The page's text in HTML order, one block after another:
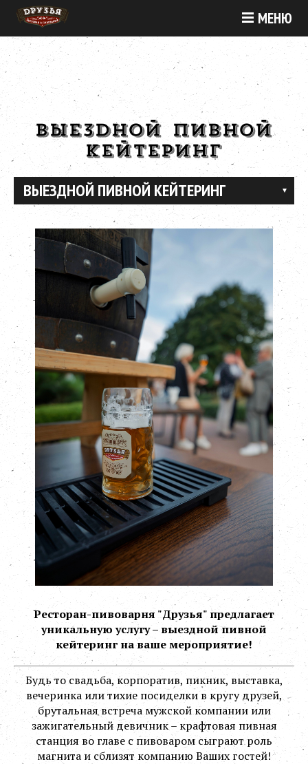
МЕНЮ
ВЫЕЗДНОЙ ПИВНОЙ
КЕЙТЕРИНГ
ВЫЕЗДНОЙ ПИВНОЙ КЕЙТЕРИНГ
Ресторан-пивоварня "Друзья" предлагает
уникальную услугу – выездной пивной
кейтеринг на ваше мероприятие!
Будь то свадьба, корпоратив, пикник, выставка,
вечеринка или тихие посиделки в кругу друзей,
брутальная встреча мужской компании или
зажигательный девичник – крафтовая пивная
станция во главе с пивоваром сыграют роль
магнита и сблизят компанию Ваших гостей!